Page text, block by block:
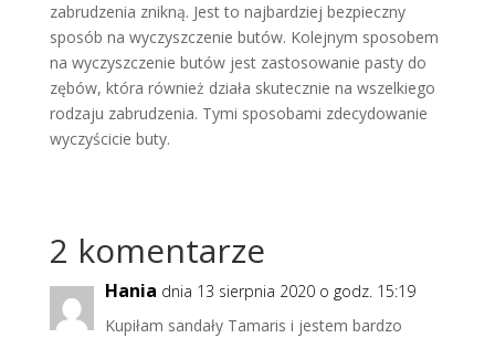
zabrudzenia znikną. Jest to najbardziej bezpieczny
sposób na wyczyszczenie butów. Kolejnym sposobem
na wyczyszczenie butów jest zastosowanie pasty do
zębów, która również działa skutecznie na wszelkiego
rodzaju zabrudzenia. Tymi sposobami zdecydowanie
wyczyścicie buty.
2 komentarze
Hania dnia 13 sierpnia 2020 o godz. 15:19
Kupiłam sandały Tamaris i jestem bardzo